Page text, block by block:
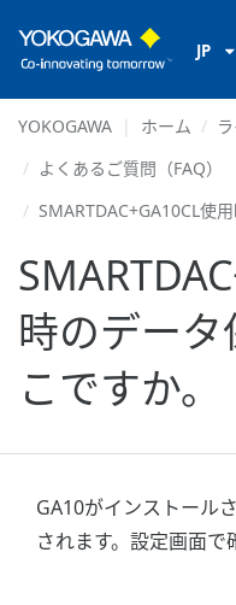
JP
YOKOGAWA ホーム
よくあるご質問（FAQ）
SMARTDAC+GA10CL使
時のデー
こですか。
GA10がインストール
されます。設定画面で